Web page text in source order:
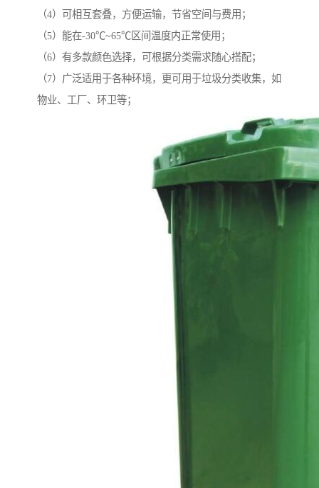
（4）可相互套叠，方便运输，节省空间与费用；
（5）能在-30℃~65℃区间温度内正常使用；
（6）有多款颜色选择，可根据分类需求随心搭配；
（7）广泛适用于各种环境，更可用于垃圾分类收集，如
物业、工厂、环卫等；